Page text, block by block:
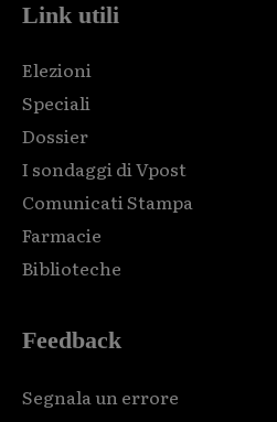
Link utili
Elezioni
Speciali
Dossier
I sondaggi di Vpost
Comunicati Stampa
Farmacie
Biblioteche
Feedback
Segnala un errore